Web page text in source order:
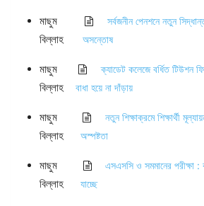
মাছুম
বিল্লাহ
সর্বজনীন পেনশনে নতুন
অসন্তোষ
মাছুম
বিল্লাহ
ক্যাডেট কলেজে বর্ধিত টিউশন
বাধা হয়ে না দাঁড়ায়
মাছুম
বিল্লাহ
নতুন শিক্ষাক্রমে শিক্ষার্থী
অস্পষ্টতা
মাছুম
বিল্লাহ
এসএসসি ও সমমানের পরীক্ষা
যাচ্ছে